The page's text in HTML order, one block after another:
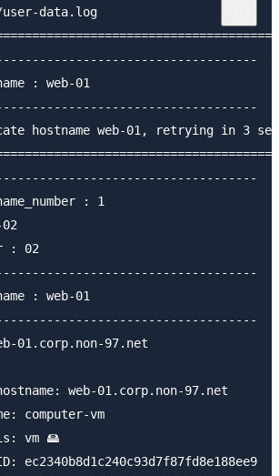
data.log
: web-01
hostname web-01, retrying in 3
: 1
: 02
: web-01
01.corp.non-97.net
web-01.corp.non-97.net
computer-vm
vm 🖴
ec2340b8d1c240c93d7f87fd8e188ee9